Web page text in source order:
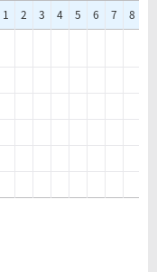
1 2 3 4 5 6 7 8